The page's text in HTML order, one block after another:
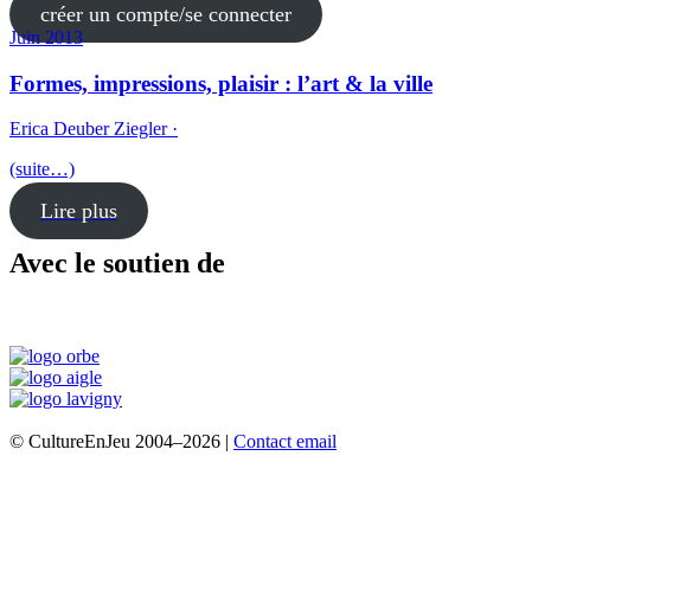
créer un compte/se connecter
Juin 2013
Formes, impressions, plaisir : l’art & la ville
Erica Deuber Ziegler ·
(suite…)
Lire plus
Avec le soutien de
© CultureEnJeu 2004–2026 | Contact email